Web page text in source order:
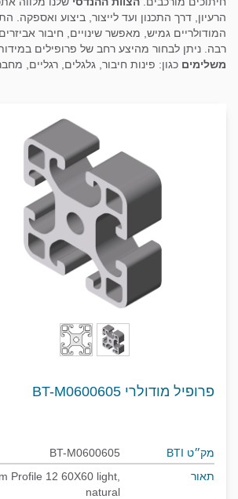
הרעיון, דרך התכנון ועד לייצור, ביצוע ואספקה.
המודולריים גמיש, מאפשר שינויים, חיבור
רבה. ניתן לבחור מהיצע רחב של פרופילים
משלימים כגון: פינות חיבור, גלגלים, רגליים,
פרופיל מודולרי BT-M0600605
מק״ט BTI
BT-M0600605
תאור
Profile 12 60X60 light,
natural